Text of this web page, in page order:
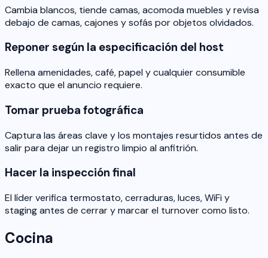
Cambia blancos, tiende camas, acomoda muebles y revisa
debajo de camas, cajones y sofás por objetos olvidados.
Reponer según la especificación del host
Rellena amenidades, café, papel y cualquier consumible
exacto que el anuncio requiere.
Tomar prueba fotográfica
Captura las áreas clave y los montajes resurtidos antes de
salir para dejar un registro limpio al anfitrión.
Hacer la inspección final
El líder verifica termostato, cerraduras, luces, WiFi y
staging antes de cerrar y marcar el turnover como listo.
Cocina